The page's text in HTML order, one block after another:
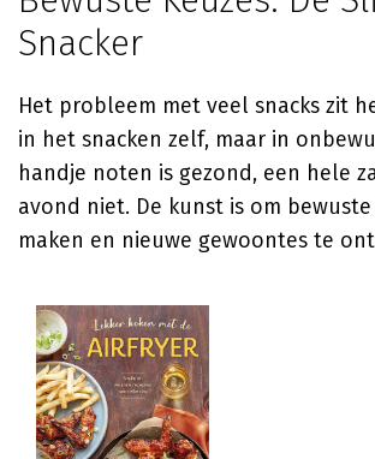
Snacker
Het probleem met veel snacks zit
in het snacken zelf, maar in
handje noten is gezond, een hele
avond niet. De kunst is om
maken en nieuwe gewoontes te